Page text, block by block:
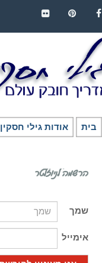
בית אודות גילי חסקין
הרשמה לניוזלטר
שמך
אימייל